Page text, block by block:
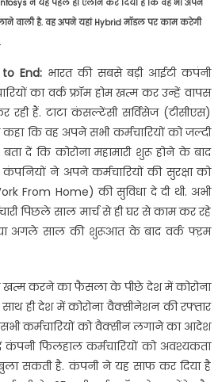
ने यह पहले ही ऐलान कर दिया है कि वह भी अपने
वाली है. वह अपने यहां Hybrid मॉडल पर काम करेगी
End: भारत की सबसे बड़ी आईटी कपंनी
का वर्क फ्रॉम होम खत्म कर उन्हें वापस
हैं. टाटा कंसल्टेंसी सर्विसेज (टीसीएस)
कि वह अपने सभी कर्मचारियों को जल्दी
दें कि कोरोना महामारी शुरू होने के बाद
ने अपने कर्मचारियों की सुरक्षा को
From Home) की सुविधा दे दी थी. अभी
पिछले साल मार्च से ही घर से काम कर रहे
अगले साल की शुरूआत के बाद वर्क फ्ऱम
खत्म करने का फैसला के पीछे देश में कोरोना
ही देश में कोरोना वैक्सीनेशन की रफ्तार
कर्मचारियों को वैक्सीन लगाने का आदेश
कंपनी फिलहाल कर्मचारियों को अवश्यकता
सकती है. कंपनी ने यह साफ कर दिया है